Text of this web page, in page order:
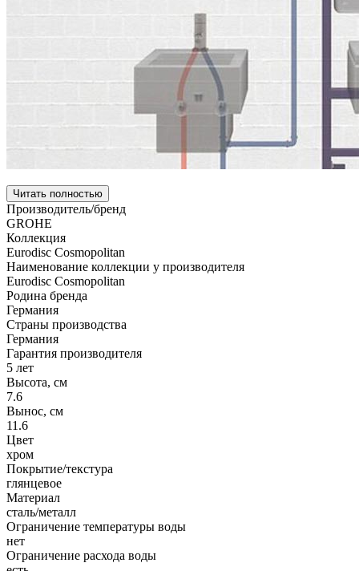
Читать полностью
Производитель/бренд
GROHE
Коллекция
Eurodisc Cosmopolitan
Наименование коллекции у производителя
Eurodisc Cosmopolitan
Родина бренда
Германия
Страны производства
Германия
Гарантия производителя
5 лет
Высота, см
7.6
Вынос, см
11.6
Цвет
хром
Покрытие/текстура
глянцевое
Материал
сталь/металл
Ограничение температуры воды
нет
Ограничение расхода воды